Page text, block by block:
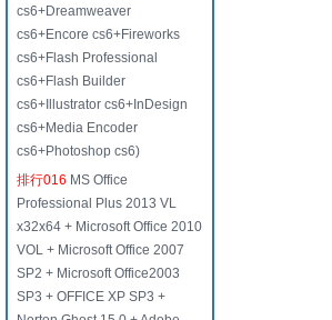
cs6+Dreamweaver
cs6+Encore cs6+Fireworks
cs6+Flash Professional
cs6+Flash Builder
cs6+Illustrator cs6+InDesign
cs6+Media Encoder
cs6+Photoshop cs6)
排行016 MS Office
Professional Plus 2013 VL
x32x64 + Microsoft Office 2010
VOL + Microsoft Office 2007
SP2 + Microsoft Office2003
SP3 + OFFICE XP SP3 +